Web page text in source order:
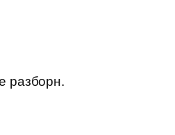
разборн.